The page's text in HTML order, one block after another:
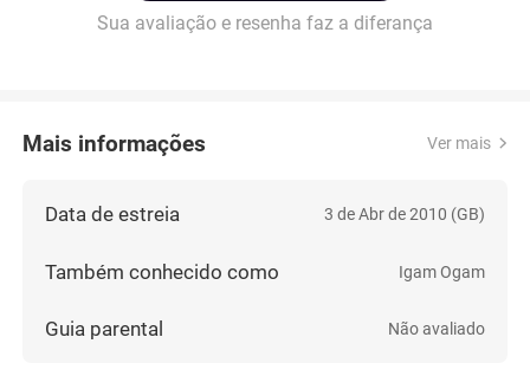
Sua avaliação e resenha faz a diferança
Mais informações Ver mais
Data de estreia 3 de Abr de 2010 (GB)
Também conhecido como Igam Ogam
Guia parental Não avaliado